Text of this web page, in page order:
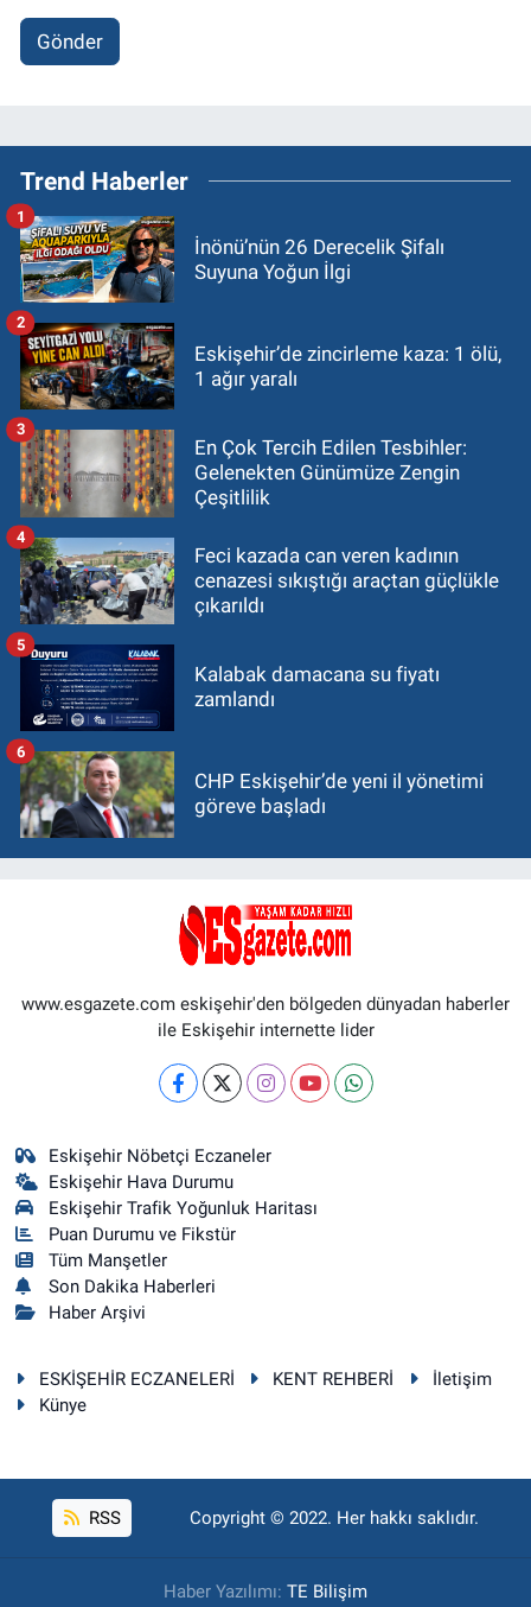
Gönder
Trend Haberler
İnönü’nün 26 Derecelik Şifalı
Suyuna Yoğun İlgi
1
Eskişehir’de zincirleme kaza: 1 ölü,
1 ağır yaralı
2
En Çok Tercih Edilen Tesbihler:
Gelenekten Günümüze Zengin
Çeşitlilik
3
Feci kazada can veren kadının
cenazesi sıkıştığı araçtan güçlükle
çıkarıldı
4
Kalabak damacana su fiyatı
zamlandı
5
CHP Eskişehir’de yeni il yönetimi
göreve başladı
6
www.esgazete.com eskişehir'den bölgeden dünyadan haberler
ile Eskişehir internette lider
Eskişehir Nöbetçi Eczaneler
Eskişehir Hava Durumu
Eskişehir Trafik Yoğunluk Haritası
Puan Durumu ve Fikstür
Tüm Manşetler
Son Dakika Haberleri
Haber Arşivi
ESKİŞEHİR ECZANELERİ KENT REHBERİ
İletişim
Künye
RSS Copyright © 2022. Her hakkı saklıdır.
Haber Yazılımı: TE Bilişim